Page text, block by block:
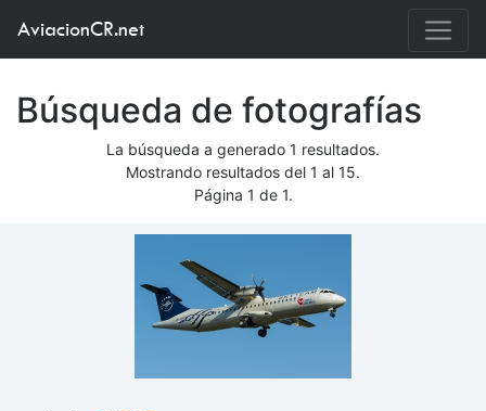
AviacionCR.net
Búsqueda de fotografías
La búsqueda a generado 1 resultados.
Mostrando resultados del 1 al 15.
Página 1 de 1.